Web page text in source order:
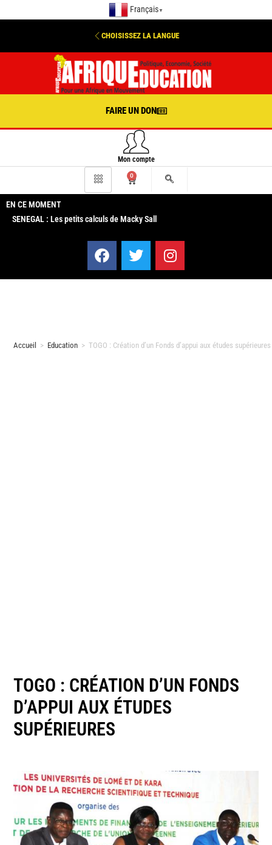
Français ▼
CHOISISSEZ LA LANGUE
FAIRE UN DON
Mon compte
0
EN CE MOMENT
SENEGAL : Les petits calculs de Macky Sall
Accueil > Education > TOGO : Création d’un Fonds d’appui aux études supérieures
TOGO : CRÉATION D’UN FONDS
D’APPUI AUX ÉTUDES
SUPÉRIEURES